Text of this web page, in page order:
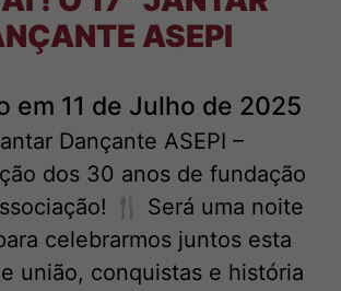
ASEPI
em 11 de Julho de 2025
Dançante ASEPI –
dos 30 anos de fundação
🍴 Será uma noite
celebrarmos juntos esta
união, conquistas e história